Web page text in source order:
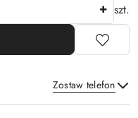
szt.
Zostaw telefon